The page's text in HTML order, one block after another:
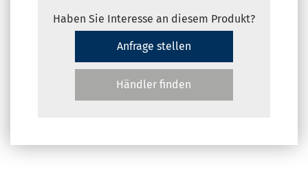
Haben Sie Interesse an diesem Produkt?
Anfrage stellen
Händler finden